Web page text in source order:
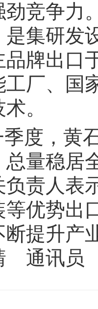
劲竞争力
是集研发
品牌出口
工厂、国
。
度，黄
总量稳居
负责人表
等优势出
断提升产
通讯员